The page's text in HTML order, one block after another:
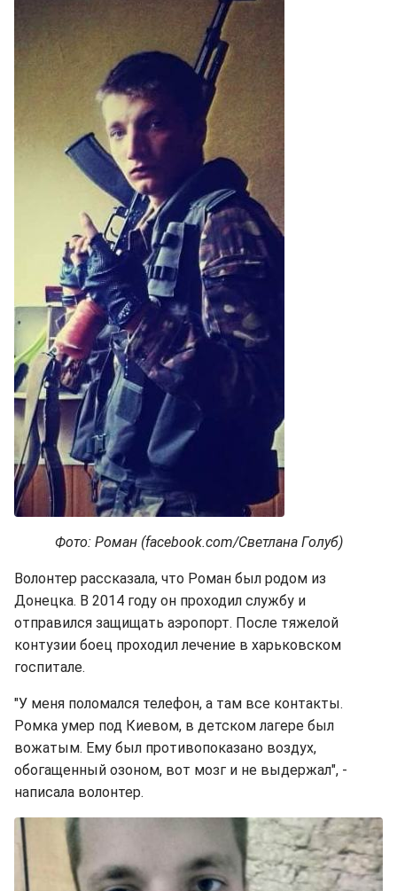
Фото: Роман (facebook.com/Светлана Голуб)
Волонтер рассказала, что Роман был родом из
Донецка. В 2014 году он проходил службу и
отправился защищать аэропорт. После тяжелой
контузии боец проходил лечение в харьковском
госпитале.
"У меня поломался телефон, а там все контакты.
Ромка умер под Киевом, в детском лагере был
вожатым. Ему был противопоказано воздух,
обогащенный озоном, вот мозг и не выдержал", -
написала волонтер.